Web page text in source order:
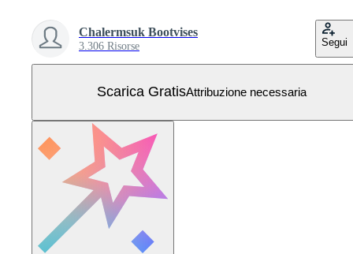
Chalermsuk Bootvises
3.306 Risorse Segui
Scarica GratisAttribuzione necessaria